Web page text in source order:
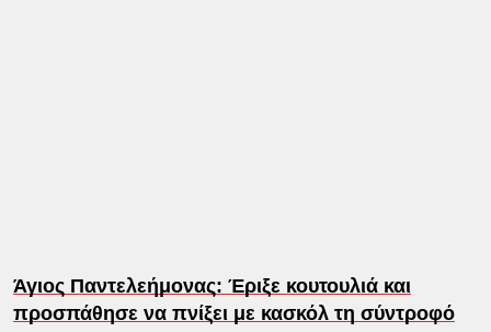
Άγιος Παντελεήμονας: Έριξε κουτουλιά και
προσπάθησε να πνίξει με κασκόλ τη σύντροφό